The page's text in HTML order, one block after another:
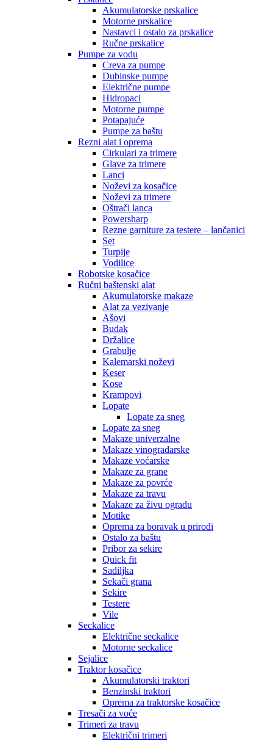
Akumulatorske prskalice
Motorne prskalice
Nastavci i ostalo za prskalice
Ručne prskalice
Pumpe za vodu
Creva za pumpe
Dubinske pumpe
Električne pumpe
Hidropaci
Motorne pumpe
Potapajuće
Pumpe za baštu
Rezni alat i oprema
Cirkulari za trimere
Glave za trimere
Lanci
Noževi za kosačice
Noževi za trimere
Oštrači lanca
Powersharp
Rezne garniture za testere – lančanici
Set
Turpije
Vodilice
Robotske kosačice
Ručni baštenski alat
Akumulatorske makaze
Alat za vezivanje
Ašovi
Budak
Držalice
Grabulje
Kalemarski noževi
Keser
Kose
Krampovi
Lopate
Lopate za sneg
Lopate za sneg
Makaze univerzalne
Makaze vinogradarske
Makaze voćarske
Makaze za grane
Makaze za povrće
Makaze za travu
Makaze za živu ogradu
Motike
Oprema za boravak u prirodi
Ostalo za baštu
Pribor za sekire
Quick fit
Sadiljka
Sekači grana
Sekire
Testere
Vile
Seckalice
Električne seckalice
Motorne seckalice
Sejalice
Traktor kosačice
Akumulatorski traktori
Benzinski traktori
Oprema za traktorske kosačice
Tresači za voće
Trimeri za travu
Električni trimeri